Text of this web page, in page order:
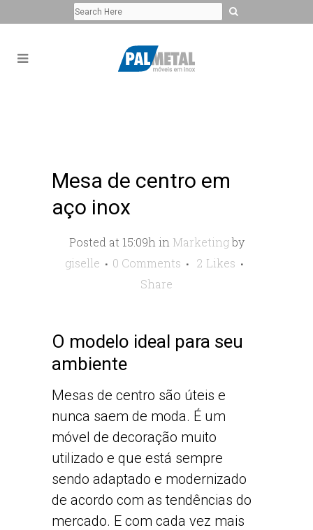
Mesa de centro em
aço inox
Posted at 15:09h in Marketingby
giselle
0 Comments 2 Likes
Share
O modelo ideal para seu
ambiente
Mesas de centro são úteis e
nunca saem de moda. É um
móvel de decoração muito
utilizado e que está sempre
sendo adaptado e modernizado
de acordo com as tendências do
mercado. E com cada vez mais